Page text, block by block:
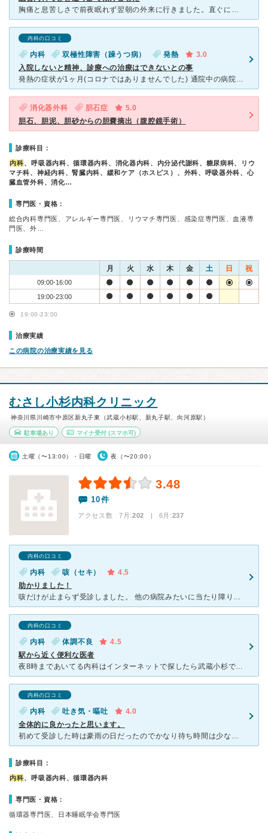
胸痛と息苦しさで前夜眠れず翌朝の外来に行きました。直ぐに血液検査、胸のレントゲン、心電図をして頂き、心臓、肺は悪いところはないという事でひと安心でした。検査中もふらついていたので、所々看護師さんやレン
内科の口コミ
内科 双極性障害（躁うつ病） 発熱
3.0
入院しないと精神、診療への治療はできないとの事
発熱の症状が1ヶ月(コロナではありませんでした) 通院中の病院からこちら宛の紹介状をもらい初診で総合診療科へ受診。 先生は比較的話は聴いてくれますが結局入院しないと精神、診療への治療はできないとの
消化器外科 胆石症
5.0
胆石、胆泥、胆砂からの胆嚢摘出（腹腔鏡手術）
診療科目：
内科、呼吸器内科、循環器内科、消化器内科、内分泌代謝科、糖尿病科、リウ
マチ科、神経内科、腎臓内科、緩和ケア（ホスピス）、外科、呼吸器外科、心
臓血管外科、消化…
専門医・資格：
総合内科専門医、アレルギー専門医、リウマチ専門医、感染症専門医、血液専
門医、外…
診療時間
月 火 水 木 金 土 日 祝
09:00-16:00
19:00-23:00
19:00-23:00
治療実績
この病院の治療実績を見る
むさし小杉内科クリニック
神奈川県川崎市中原区新丸子東（武蔵小杉駅、新丸子駅、向河原駅）
駐車場あり マイナ受付(スマホ可)
土曜（〜13:00）・日曜 夜（〜20:00）
3.48
10件
アクセス数 7月:202 | 6月:237
内科の口コミ
内科 咳（セキ）
4.5
助かりました！
咳だけが止まらず受診しました。 他の病院みたいに当たり障りのない診察をして、はい！処方箋という流れを予想していたが、様々なケースを考え、色々と検査をしてくれました。 ネットで症状について調べていて
内科の口コミ
内科 体調不良
4.5
駅から近く便利な医者
夜8時まであいてる内科はインターネットで探したら武蔵小杉でここの医者だけでした。医者についたのは終了5分前でした。待合室には20人近く待っている人がいました。ひたすら待つこと2時間、ようやく診察しても
内科の口コミ
内科 吐き気・嘔吐
4.0
全体的に良かったと思います。
初めて受診した時は豪雨の日だったのでかなり待ち時間は少なかったです。 駅ビルの中なので、雨の日も楽なのは嬉しいです。 2回目以降はかなり待ちました。 行った時間が悪かったとも思うのですが午後の診
診療科目：
内科、呼吸器内科、循環器内科
専門医・資格：
循環器専門医、日本睡眠学会専門医